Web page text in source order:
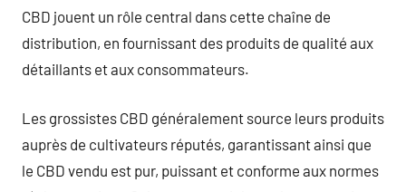
CBD jouent un rôle central dans cette chaîne de
distribution, en fournissant des produits de qualité aux
détaillants et aux consommateurs.
Les grossistes CBD généralement source leurs produits
auprès de cultivateurs réputés, garantissant ainsi que
le CBD vendu est pur, puissant et conforme aux normes